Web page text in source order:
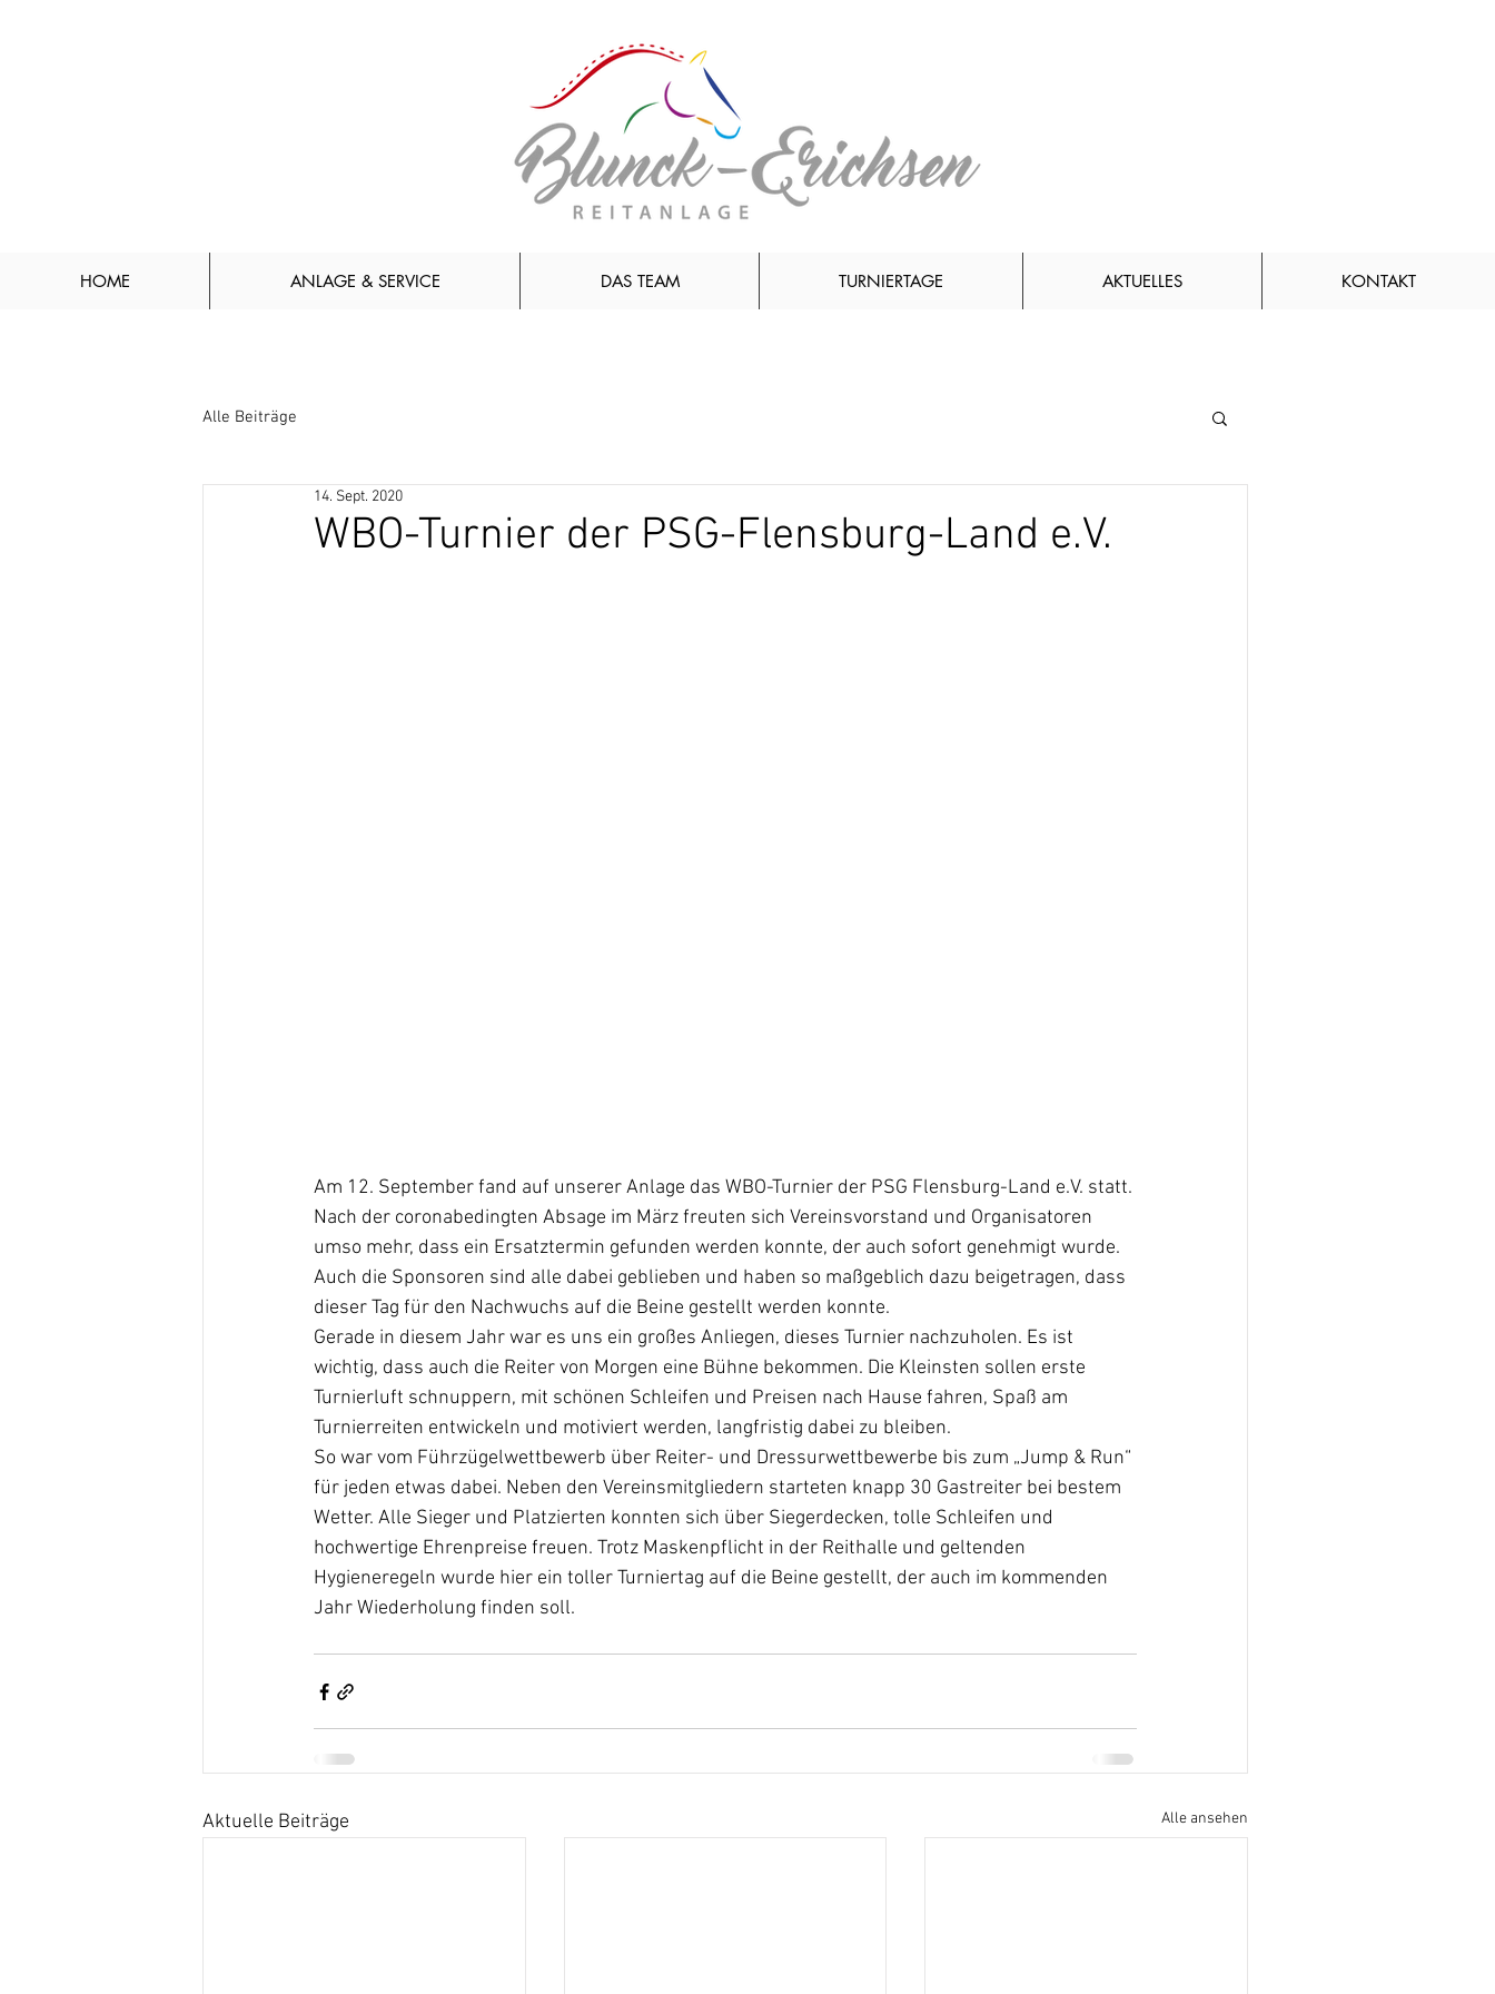
HOME ANLAGE & SERVICE DAS TEAM TURNIERTAGE AKTUELLES KONTAKT
Alle Beiträge
WBO-Turnier der PSG-Flensburg-Land e.V.
14. Sept. 2020
Am 12. September fand auf unserer Anlage das WBO-Turnier der PSG Flensburg-Land e.V. statt.
Nach der coronabedingten Absage im März freuten sich Vereinsvorstand und Organisatoren
umso mehr, dass ein Ersatztermin gefunden werden konnte, der auch sofort genehmigt wurde.
Auch die Sponsoren sind alle dabei geblieben und haben so maßgeblich dazu beigetragen, dass
dieser Tag für den Nachwuchs auf die Beine gestellt werden konnte.
Gerade in diesem Jahr war es uns ein großes Anliegen, dieses Turnier nachzuholen. Es ist
wichtig, dass auch die Reiter von Morgen eine Bühne bekommen. Die Kleinsten sollen erste
Turnierluft schnuppern, mit schönen Schleifen und Preisen nach Hause fahren, Spaß am
Turnierreiten entwickeln und motiviert werden, langfristig dabei zu bleiben.
So war vom Führzügelwettbewerb über Reiter- und Dressurwettbewerbe bis zum „Jump & Run“
für jeden etwas dabei. Neben den Vereinsmitgliedern starteten knapp 30 Gastreiter bei bestem
Wetter. Alle Sieger und Platzierten konnten sich über Siegerdecken, tolle Schleifen und
hochwertige Ehrenpreise freuen. Trotz Maskenpflicht in der Reithalle und geltenden
Hygieneregeln wurde hier ein toller Turniertag auf die Beine gestellt, der auch im kommenden
Jahr Wiederholung finden soll.
Aktuelle Beiträge Alle ansehen